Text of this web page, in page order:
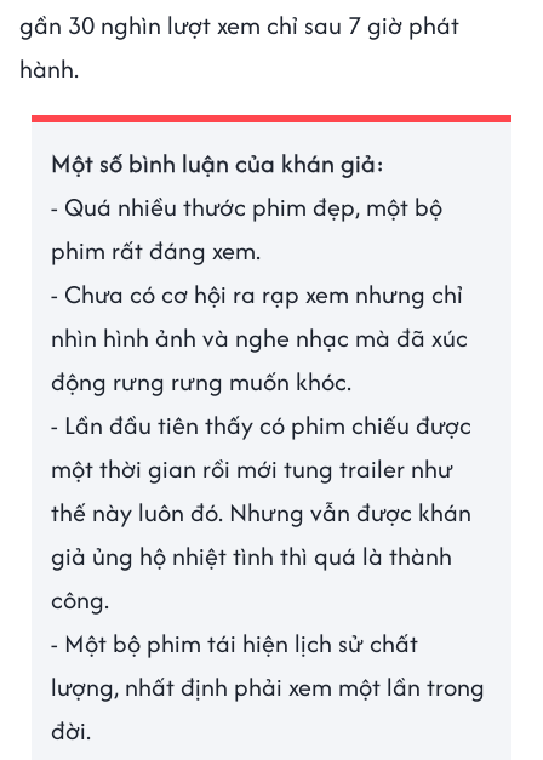
gần 30 nghìn lượt xem chỉ sau 7 giờ phát
hành.
Một số bình luận của khán giả:
- Quá nhiều thước phim đẹp, một bộ
phim rất đáng xem.
- Chưa có cơ hội ra rạp xem nhưng chỉ
nhìn hình ảnh và nghe nhạc mà đã xúc
động rưng rưng muốn khóc.
- Lần đầu tiên thấy có phim chiếu được
một thời gian rồi mới tung trailer như
thế này luôn đó. Nhưng vẫn được khán
giả ủng hộ nhiệt tình thì quá là thành
công.
- Một bộ phim tái hiện lịch sử chất
lượng, nhất định phải xem một lần trong
đời.